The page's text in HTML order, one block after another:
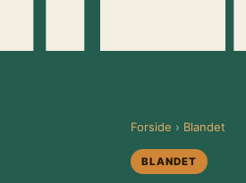
Forside › Blandet
BLANDET